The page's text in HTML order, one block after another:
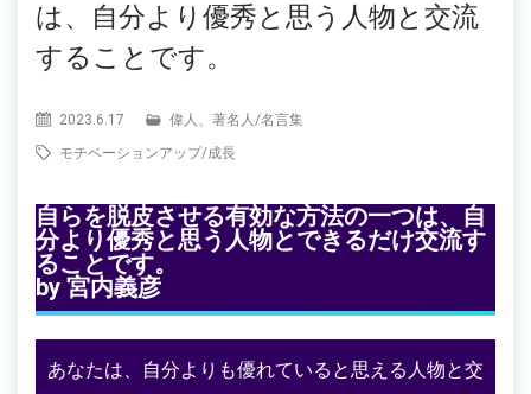
は、自分より優秀と思う人物と交流
することです。
2023.6.17 偉人、著名人 /名言集
モチベーションアップ/成長
自らを脱皮させる有効な方法の一つは、自
分より優秀と思う人物とできるだけ交流す
ることです。
by 宮内義彦
あなたは、自分よりも優れていると思える人物と交